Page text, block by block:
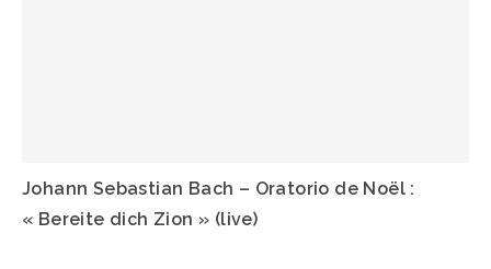
Johann Sebastian Bach – Oratorio de Noël :
« Bereite dich Zion » (live)